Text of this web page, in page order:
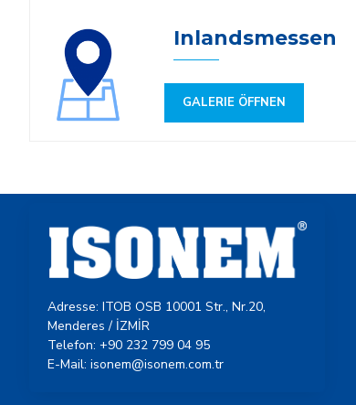
Inlandsmessen
GALERIE ÖFFNEN
Adresse: ITOB OSB 10001 Str., Nr.20,
Menderes / İZMİR
Telefon: +90 232 799 04 95
E-Mail: isonem@isonem.com.tr